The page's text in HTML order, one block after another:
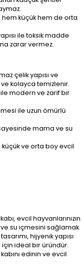
hem küçük hem de orta
ile toksik madde
zarar vermez.
çelik yapısı ve
kolayca temizlenir.
ile modern ve zarif bir
ile uzun ömürlü
mama ve su
ve orta boy evcil
evcil hayvanlarınızın
ve su içmesini sağlamak
hijyenik yapısı
için ideal bir üründür.
edinin ve evcil